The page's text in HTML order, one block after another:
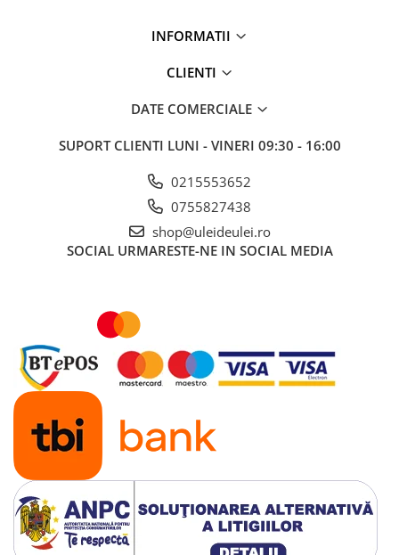
■ Carlige remorcare
■ Accesorii vehicule electrice
■ Vopsea spray
■ Bancuri de scule
► Ulei motor autoturisme
■ Ulei motor RAVENOL
■ Ulei motor LIQUI MOLY
■ Ulei motor CASTROL
■ Ulei motor MOBIL
■ Ulei motor MOTUL
■ Ulei motor FUCHS
■ Ulei motor VALVOLINE
INFORMATII
CLIENTI
DATE COMERCIALE
SUPORT CLIENTI LUNI - VINERI 09:30 - 16:00
0215553652
0755827438
shop@uleideulei.ro
SOCIAL URMARESTE-NE IN SOCIAL MEDIA